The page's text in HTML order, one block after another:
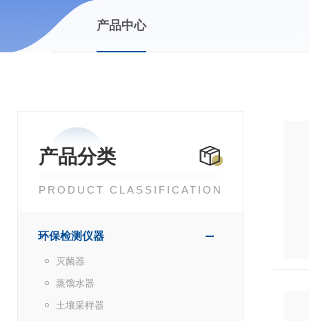
产品中心
产品分类
PRODUCT CLASSIFICATION
环保检测仪器
灭菌器
蒸馏水器
土壤采样器